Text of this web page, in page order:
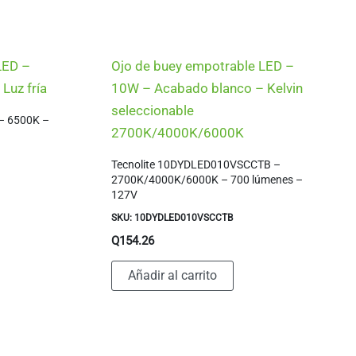
–
fría
6500K –
Ojo de buey empotrable LED –
10W – Acabado blanco – Kelvin
seleccionable
2700K/4000K/6000K
Tecnolite 10DYDLED010VSCCTB –
2700K/4000K/6000K – 700 lúmenes –
127V
SKU: 10DYDLED010VSCCTB
Q154.26
Añadir al carrito